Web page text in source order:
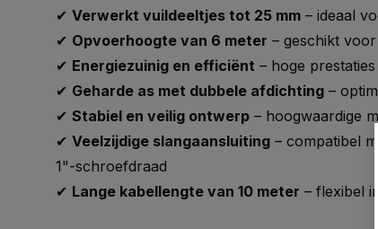
✔ Verwerkt vuildeeltjes tot 25 mm – ideaal
✔ Opvoerhoogte van 6 meter – geschikt
✔ Energiezuinig en efficiënt – hoge
✔ Geharde as met dubbele afdichting –
✔ Stabiel en veilig ontwerp – hoogwaardige
✔ Veelzijdige slangaansluiting – compatibel
1"-schroefdraad
✔ Lange kabellengte van 10 meter – flexibel